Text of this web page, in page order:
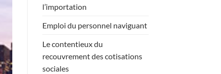
l’importation
Emploi du personnel naviguant
Le contentieux du
recouvrement des cotisations
sociales